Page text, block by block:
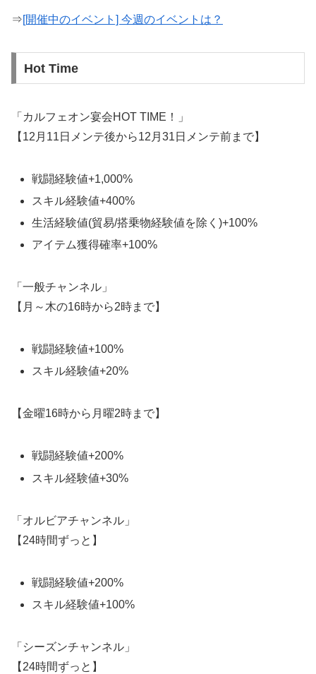
⇒[開催中のイベント] 今週のイベントは？
Hot Time
「カルフェオン宴会HOT TIME！」
【12月11日メンテ後から12月31日メンテ前まで】
戦闘経験値+1,000%
スキル経験値+400%
生活経験値(貿易/搭乗物経験値を除く)+100%
アイテム獲得確率+100%
「一般チャンネル」
【月～木の16時から2時まで】
戦闘経験値+100%
スキル経験値+20%
【金曜16時から月曜2時まで】
戦闘経験値+200%
スキル経験値+30%
「オルビアチャンネル」
【24時間ずっと】
戦闘経験値+200%
スキル経験値+100%
「シーズンチャンネル」
【24時間ずっと】